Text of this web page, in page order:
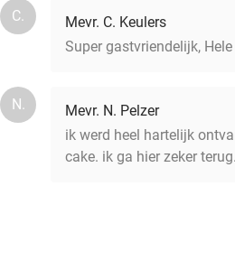
C.
Mevr. C. Keulers
Super gastvriendelijk,
N.
Mevr. N. Pelzer
ik werd heel hartelijk
cake. ik ga hier zeker